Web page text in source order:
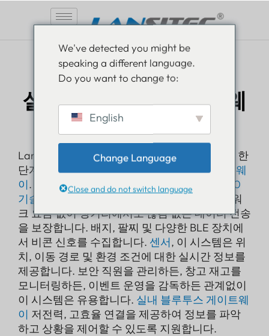
와이파이
실내 블루투스 게이트웨
Lansitec으로 실내 자산 및 인력 추적 시스템을 한
단계 업그레이드하세요.실내 블루투스 게이트웨
이. ~을 중심으로 설계되었습니다.블루투스 5.0
기술
이 게이트웨이는 Wi-Fi를 통해 추가 네트워
크 요금 없이 장거리에서도 끊김 없는 데이터 전송
을 보장합니다. 배지, 팔찌 및 다양한 BLE 장치에
서 비콘 신호를 수집합니다. 센서, 이 시스템은 위
치, 이동 경로 및 환경 조건에 대한 실시간 정보를
제공합니다. 보안 직원을 관리하든, 창고 재고를
모니터링하든, 이벤트 운영을 감독하든 관계없이
이 시스템은 유용합니다. 실내 블루투스 게이트웨
이 저전력, 고효율 연결을 제공하여 정보를 파악
하고 상황을 제어할 수 있도록 지원합니다.
We've detected you might be
speaking a different language.
Do you want to change to:
English
Change Language
Close and do not switch language